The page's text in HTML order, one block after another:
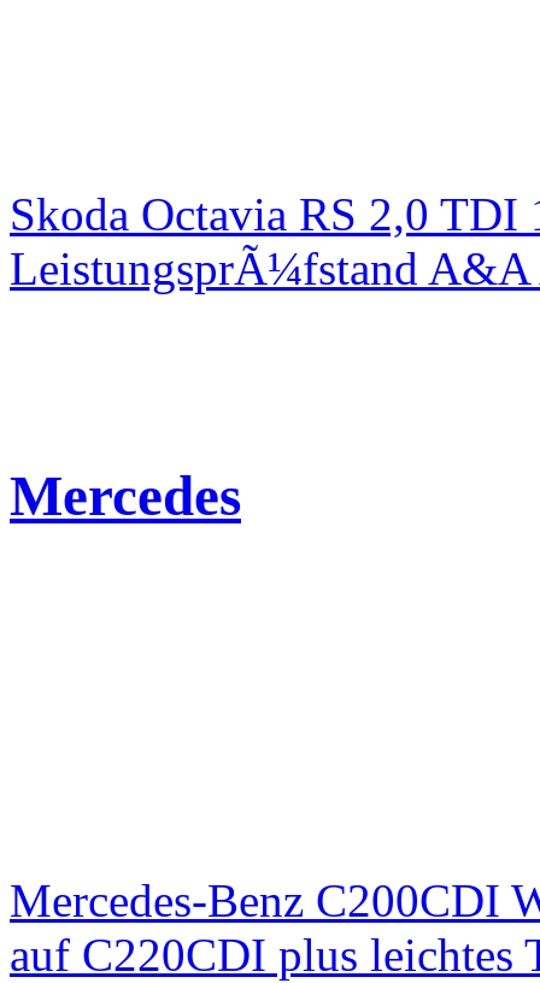
Skoda Octavia RS 2,0
LeistungsprÃ¼fstand
Mercedes
Mercedes-Benz C200CDI
auf C220CDI plus